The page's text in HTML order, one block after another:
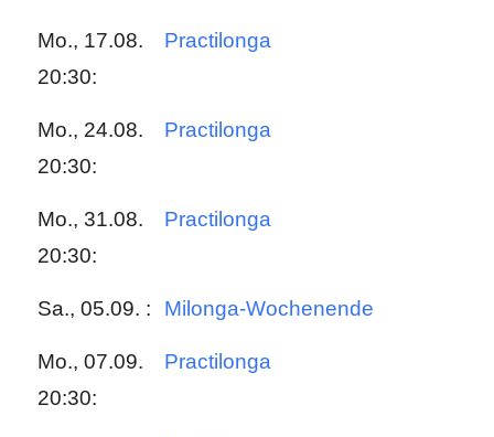
Mo., 17.08.
20:30:
Practilonga
Mo., 24.08.
20:30:
Practilonga
Mo., 31.08.
20:30:
Practilonga
Sa., 05.09. : Milonga-Wochenende
Mo., 07.09.
20:30:
Practilonga